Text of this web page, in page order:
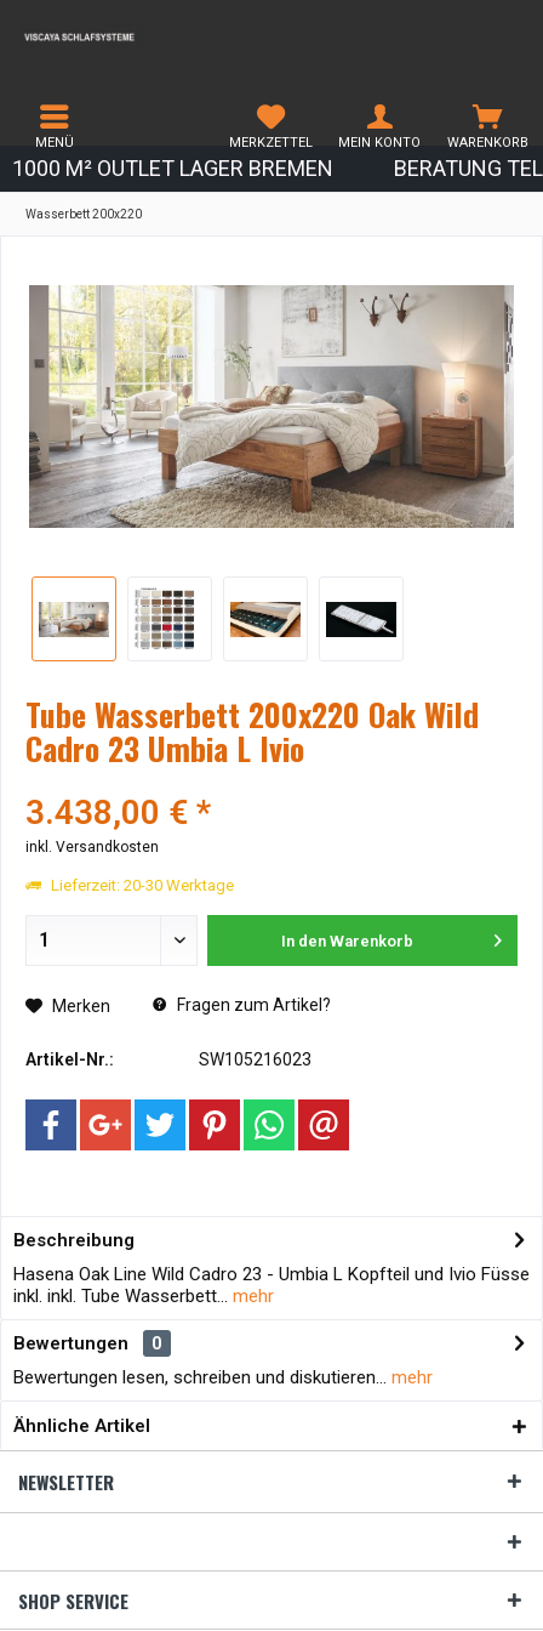
1000 M² OUTLET LAGER BREMEN BERATUNG
MENÜ WARENKORB
MERKZETTEL MEIN KONTO
Wasserbett 200x220
Tube Wasserbett 200x220 Oak Wild
Cadro 23 Umbia L Ivio
3.438,00 € *
inkl. Versandkosten
Lieferzeit: 20-30 Werktage
In den Warenkorb
Merken Fragen zum Artikel?
Artikel-Nr.: SW105216023
Beschreibung
Hasena Oak Line Wild Cadro 23 - Umbia L Kopfteil und Ivio Füsse
inkl. inkl. Tube Wasserbett... mehr
Bewertungen
0
Bewertungen lesen, schreiben und diskutieren... mehr
Ähnliche Artikel
NEWSLETTER
SHOP SERVICE